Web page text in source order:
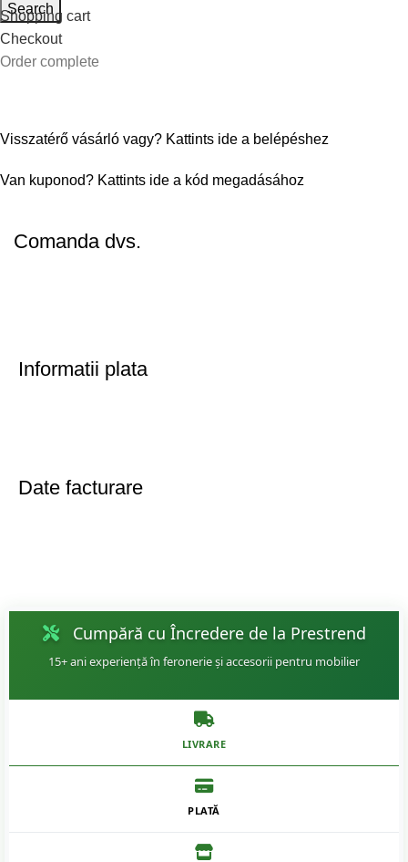
Search
Shopping cart
Checkout
Order complete
Visszatérő vásárló vagy? Kattints ide a belépéshez
Van kuponod? Kattints ide a kód megadásához
Date facturare
Cumpără cu Încredere de la Prestrend
15+ ani experiență în feronerie și accesorii pentru mobilier
LIVRARE
PLATĂ
Comanda dvs.
Informatii plata